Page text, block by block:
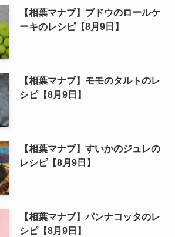
【相葉マナブ】ブドウのロールケ
ーキのレシピ【8月9日】
【相葉マナブ】モモのタルトのレ
シピ【8月9日】
【相葉マナブ】すいかのジュレの
レシピ【8月9日】
【相葉マナブ】パンナコッタのレ
シピ【8月9日】